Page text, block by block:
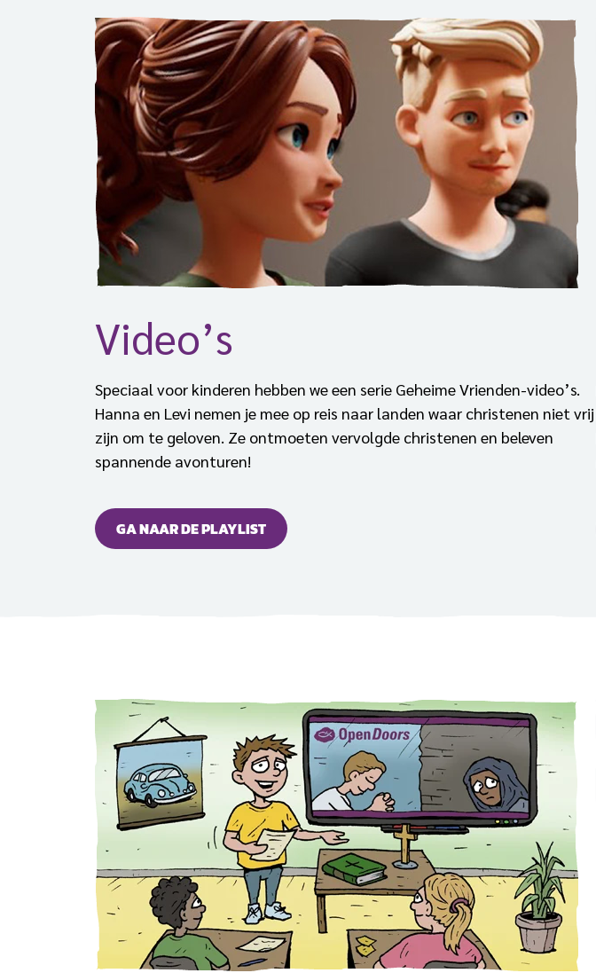
Video’s
Speciaal voor kinderen hebben we een serie Geheime Vrienden-video’s.
Hanna en Levi nemen je mee op reis naar landen waar christenen niet vrij
zijn om te geloven. Ze ontmoeten vervolgde christenen en beleven
spannende avonturen!
GA NAAR DE PLAYLIST